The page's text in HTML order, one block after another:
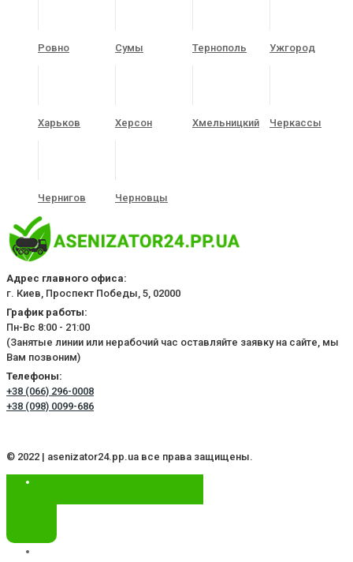
Ровно Сумы Тернополь Ужгород
Харьков Херсон Хмельницкий Черкассы
Чернигов Черновцы
Адрес главного офиса:
г. Киев, Проспект Победы, 5, 02000
График работы:
Пн-Вс 8:00 - 21:00
(Занятые линии или нерабочий час оставляйте заявку на сайте, мы
Вам позвоним)
Телефоны:
+38 (066) 296-0008
+38 (098) 0099-686
© 2022 | asenizator24.pp.ua все права защищены.